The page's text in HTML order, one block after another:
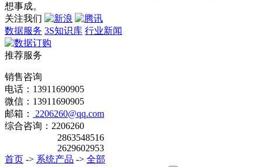
想事成。
关注我们
数据服务 3S知识库 行业新闻
推荐服务
销售咨询
电话：13911690905
微信：13911690905
邮箱：
2206260@qq.com
综合咨询：2206260
2863548516
2629602953
首页 -> 系统产品 -> 全部